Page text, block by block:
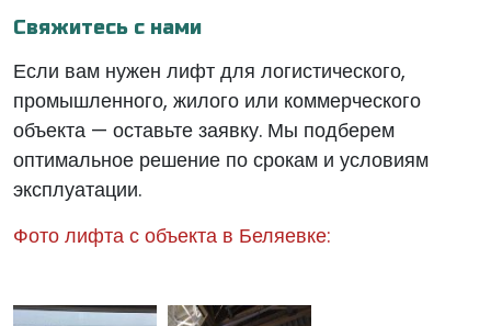
Свяжитесь с нами
Если вам нужен лифт для логистического,
промышленного, жилого или коммерческого
объекта — оставьте заявку. Мы подберем
оптимальное решение по срокам и условиям
эксплуатации.
Фото лифта с объекта в Беляевке: